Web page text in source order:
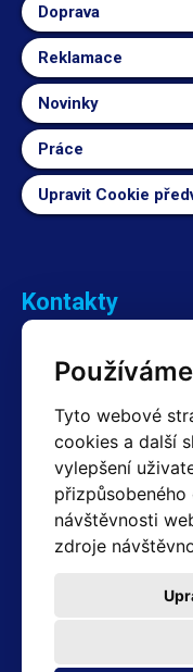
Tyto webové
cookies a další
vylepšení
přizpůsobeného
návštěvnosti
zdroje
Doprava
Reklamace
Novinky
Práce
Upravit Cookie
Kontakty
+420 603 357 606
Fakturační a
+420 605 259 759
Technické oddělení
+420 603 355 085
servis@hotair.cz
Platba jen v hotovosti